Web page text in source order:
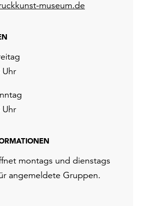
museum.de
Uhr
Uhr
montags und dienstags
angemeldete Gruppen.